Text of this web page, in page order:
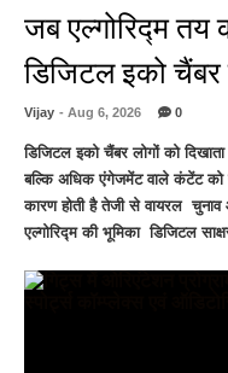
जब एल्गोरिद्म
डिजिटल इको
Vijay - Aug 6, 2026 0
डिजिटल इको चैंबर लोगों को
बल्कि अधिक एंगेजमेंट वाले कंटेंट को
कारण होती है तेजी से वायरल चुनाव
एल्गोरिद्म की भूमिका डिजिटल